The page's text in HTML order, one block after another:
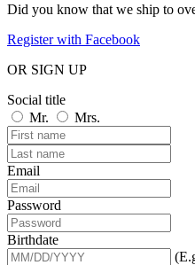
Did you know that we ship to
Register with Facebook
OR SIGN UP
Social title
Mr.
Mrs.
Email
Password
Birthdate